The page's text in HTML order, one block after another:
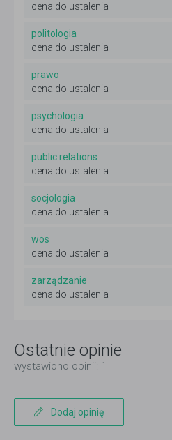
cena do ustalenia
politologia
cena do ustalenia
prawo
cena do ustalenia
psychologia
cena do ustalenia
public relations
cena do ustalenia
socjologia
cena do ustalenia
wos
cena do ustalenia
zarządzanie
cena do ustalenia
Ostatnie opinie
wystawiono opinii: 1
Dodaj opinię